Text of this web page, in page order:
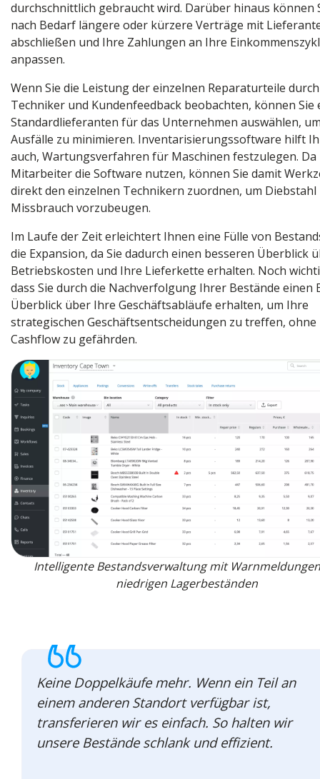
durchschnittlich gebraucht wird. Darüber hinaus können
nach Bedarf längere oder kürzere Verträge mit
abschließen und Ihre Zahlungen an Ihre
anpassen.
Wenn Sie die Leistung der einzelnen Reparaturteile durch
Techniker und Kundenfeedback beobachten, können Sie
Standardlieferanten für das Unternehmen auswählen,
Ausfälle zu minimieren. Inventarisierungssoftware hilft
auch, Wartungsverfahren für Maschinen festzulegen. Da
Mitarbeiter die Software nutzen, können Sie damit
direkt den einzelnen Technikern zuordnen, um Diebstahl
Missbrauch vorzubeugen.
Im Laufe der Zeit erleichtert Ihnen eine Fülle von
die Expansion, da Sie dadurch einen besseren Überblick
Betriebskosten und Ihre Lieferkette erhalten. Noch
dass Sie durch die Nachverfolgung Ihrer Bestände einen
Überblick über Ihre Geschäftsabläufe erhalten, um Ihre
strategischen Geschäftsentscheidungen zu treffen,
Cashflow zu gefährden.
Intelligente Bestandsverwaltung mit
niedrigen Lagerbeständen
Keine Doppelkäufe mehr. Wenn ein Teil an
einem anderen Standort verfügbar ist,
transferieren wir es einfach. So halten wir
unsere Bestände schlank und effizient.